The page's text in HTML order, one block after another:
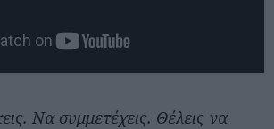
Να συμμετέχεις. Θέλεις να